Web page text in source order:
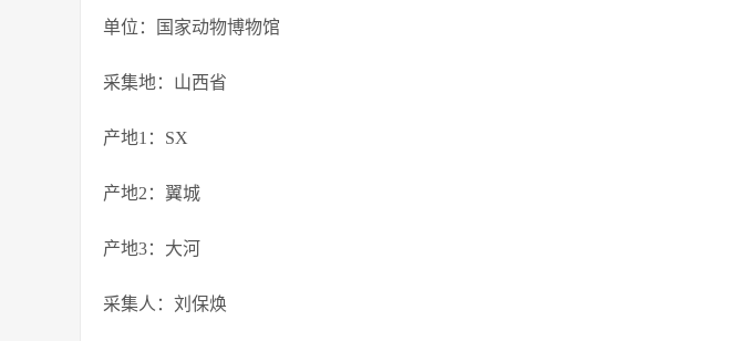
单位：国家动物博物馆
采集地：山西省
产地1：SX
产地2：翼城
产地3：大河
采集人：刘保焕